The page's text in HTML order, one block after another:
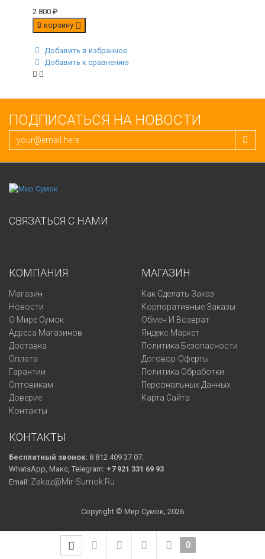
2 800 ₽
В корзину
Добавить в избранное
Добавить к сравнению
ПОДПИСАТЬСЯ НА НОВОСТИ
СВЯЗАТЬСЯ С НАМИ
КОМПАНИЯ
Магазин
Новости
О Мире Сумок
Адреса Магазинов
Доставка
Оплата
Гарантии
Оптовикам
Доверие
Контакты
МАГАЗИН
Как Сделать Заказ
Корпоративные Заказы
Обмен И Возврат
Яндекс Маркет
Политика Безопасности
Договор-Оферты
Политика Обработки
Персональных Данных
Карта Сайта
КОНТАКТЫ
Бесплатный звонок: 8 812 409 37 07;
WhatsApp, Макс, Telegram: +7 921 331 69 93
Email: Zakaz@mir-Sumok.ru
Copyright © Мир Сумок, 2026
0